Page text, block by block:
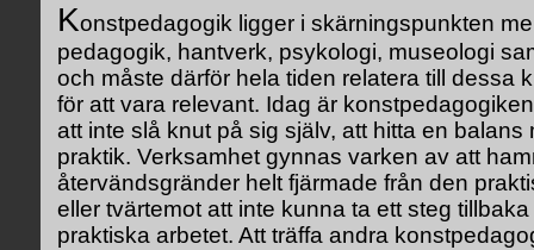
Konstpedagogik ligger i skärningspunkten
pedagogik, hantverk, psykologi, museologi
och måste därför hela tiden relatera till dessa
för att vara relevant. Idag är
att inte slå knut på sig själv, att hitta en balans
praktik. Verksamhet gynnas varken av att
återvändsgränder helt fjärmade från den
eller tvärtemot att inte kunna ta ett steg
praktiska arbetet. Att träffa andra